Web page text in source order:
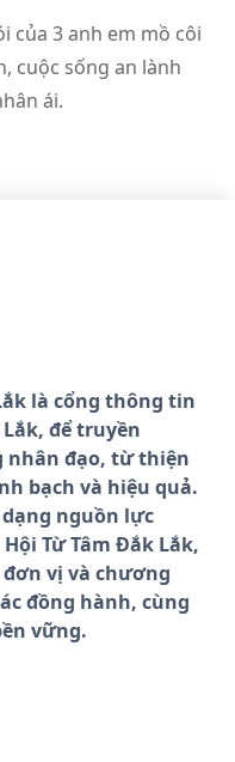
của 3 anh em mồ côi
cuộc sống an lành
ái.
là cổng thông tin
để truyền
nhân đạo, từ thiện
bạch và hiệu quả.
nguồn lực
Từ Tâm Đắk Lắk,
vị và chương
đồng hành, cùng
vững.